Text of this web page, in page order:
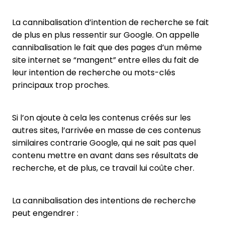
La cannibalisation d’intention de recherche se fait
de plus en plus ressentir sur Google. On appelle
cannibalisation le fait que des pages d’un même
site internet se “mangent” entre elles du fait de
leur intention de recherche ou mots-clés
principaux trop proches.
Si l’on ajoute à cela les contenus créés sur les
autres sites, l’arrivée en masse de ces contenus
similaires contrarie Google, qui ne sait pas quel
contenu mettre en avant dans ses résultats de
recherche, et de plus, ce travail lui coûte cher.
La cannibalisation des intentions de recherche
peut engendrer :